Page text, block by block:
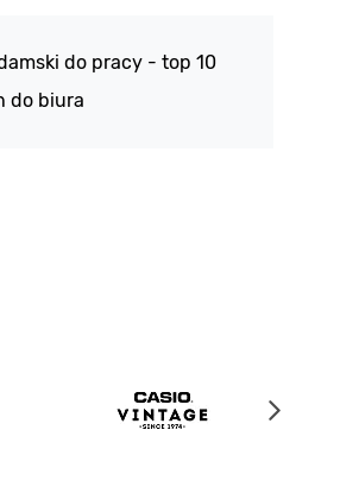
do pracy - top 10
do biura